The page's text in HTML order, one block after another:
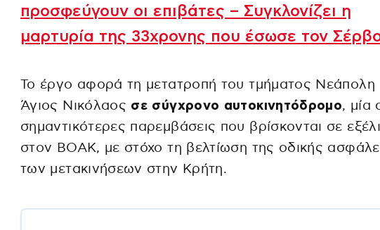
προσφεύγουν οι επιβάτες – Συγκλονίζει η
μαρτυρία της 33χρονης που έσωσε τον
Το έργο αφορά τη μετατροπή του τμήματος Νεάπολη
Άγιος Νικόλαος σε σύγχρονο αυτοκινητόδρομο, μία
σημαντικότερες παρεμβάσεις που βρίσκονται σε
στον ΒΟΑΚ, με στόχο τη βελτίωση της οδικής
των μετακινήσεων στην Κρήτη.